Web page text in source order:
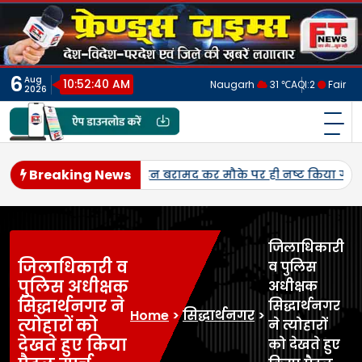
Skip
content
6 Aug
2026
10:52:44 AM Naugarh 31 ℃AQI:2 Fair
फ्रेंड्स टाइम्स
Breaking News
की जयंती पर सपा नेताओं ने किया नमन, मंदिर व कब्रिस्तान में किया
जिलाधिकारी व
पुलिस अधीक्षक
सिद्धार्थनगर ने
त्योहारों को
देखते हुए किया
Home >सिद्धार्थनगर >
जिलाधिकारी
व पुलिस
अधीक्षक
सिद्धार्थनगर
ने त्योहारों
को देखते हुए